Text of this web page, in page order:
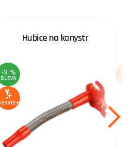
Hubice na kanystr
-3 %
SLEVA